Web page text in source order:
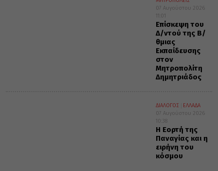
07 Αυγούστου 2026
11:01
Επίσκεψη του
Δ/ντού της Β/
θμιας
Εκπαίδευσης
στον
Μητροπολίτη
Δημητριάδος
ΔΙΑΛΟΓΟΣ
ΕΛΛΑΔΑ
07 Αυγούστου 2026
10:38
Η Εορτή της
Παναγίας και η
ειρήνη του
κόσμου